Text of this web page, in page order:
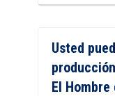
Usted
El Hombre